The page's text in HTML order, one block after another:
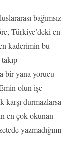
bağımsız
Türkiye’deki en
kaderimin bu
bir yana yorucu
olun işe
karşı durmazlarsa
en çok okunan
yazmadığımı